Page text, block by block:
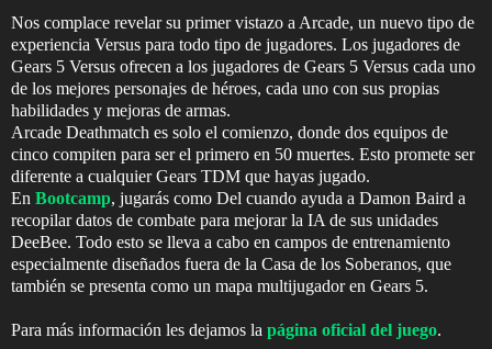
Nos complace revelar su primer vistazo a Arcade, un nuevo tipo de
experiencia Versus para todo tipo de jugadores. Los jugadores de
Gears 5 Versus ofrecen a los jugadores de Gears 5 Versus cada uno
de los mejores personajes de héroes, cada uno con sus propias
habilidades y mejoras de armas.
Arcade Deathmatch es solo el comienzo, donde dos equipos de
cinco compiten para ser el primero en 50 muertes. Esto promete ser
diferente a cualquier Gears TDM que hayas jugado.
En Bootcamp, jugarás como Del cuando ayuda a Damon Baird a
recopilar datos de combate para mejorar la IA de sus unidades
DeeBee. Todo esto se lleva a cabo en campos de entrenamiento
especialmente diseñados fuera de la Casa de los Soberanos, que
también se presenta como un mapa multijugador en Gears 5.
Para más información les dejamos la página oficial del juego.